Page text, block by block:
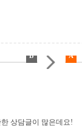
B A
상담글이 많은데요!